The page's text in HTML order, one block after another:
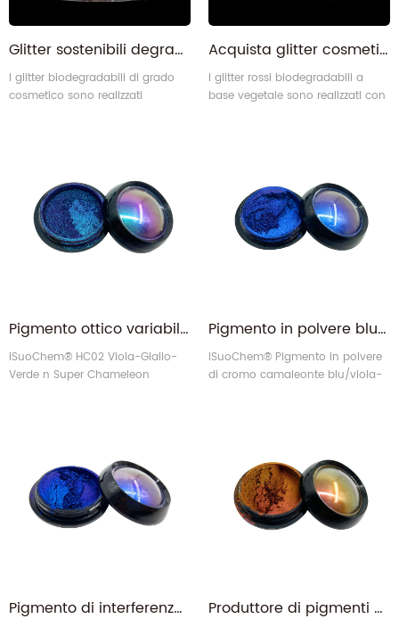
Glitter sostenibili degradabili a base biologica ecologici e sicuri in argento di grado cosmetico
I glitter biodegradabili di grado
cosmetico sono realizzati
Acquista glitter cosmetici rossi ecobiodegradabili scintillanti in grandi quantità
I glitter rossi biodegradabili a
base vegetale sono realizzati con
Pigmento ottico variabile multicolore viola-giallo-verde super camaleonte metallico
iSuoChem® HC02 Viola-Giallo-
Verde n Super Chameleon
Pigmento in polvere blu camaleonte rosso porpora-rosso per unghie
iSuoChem® Pigmento in polvere
di cromo camaleonte blu/viola-
Pigmento di interferenza variabile ottica di colore blu viola (OVIP) Produttore di pigmenti variabili ottici camaleonte COVP Gold Rose Red